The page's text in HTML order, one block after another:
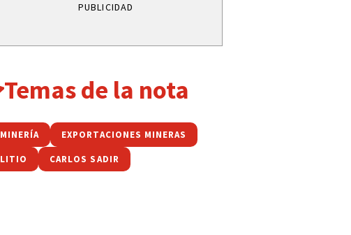
PUBLICIDAD
Temas de la nota
MINERÍA EXPORTACIONES MINERAS
LITIO CARLOS SADIR